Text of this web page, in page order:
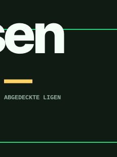
—
ABGEDECKTE LIGEN